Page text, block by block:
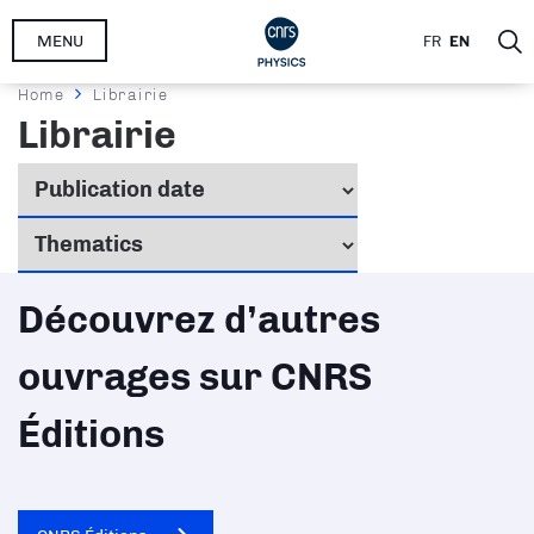
Skip
content
FR EN
MENU
Breadcrumb
Home Librairie
Librairie
Découvrez d’autres
ouvrages sur CNRS
Éditions